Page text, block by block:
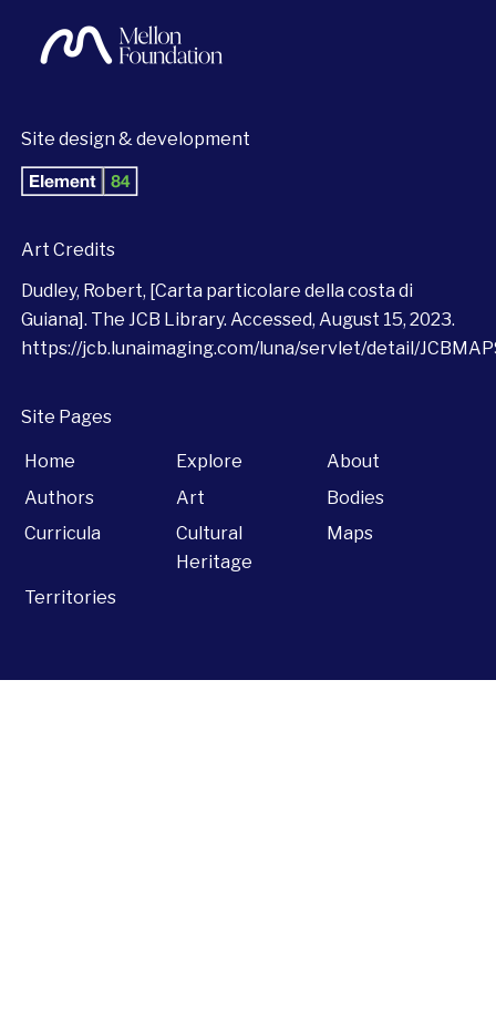
Site design & development
Art Credits
Dudley, Robert, [Carta particolare della costa di
Guiana]. The JCB Library. Accessed, August 15, 2023.
https://jcb.lunaimaging.com/luna/servlet/detail/
Site Pages
Home Explore
About
Authors
Art
Bodies
Curricula
Cultural
Heritage
Maps
Territories